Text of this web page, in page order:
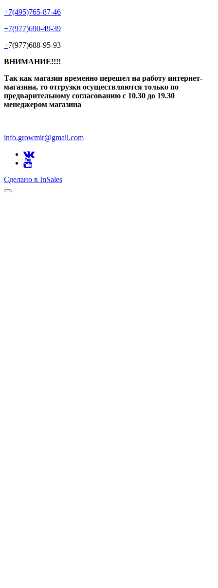
+7(495)765-87-46
+7(977)690-49-39
+7(977)688-95-93
ВНИМАНИЕ!!!!
Так как магазин временно перешел на работу интернет-
магазина, то отгрузки осуществляются только по
предварительному согласованию с 10.30 до 19.30
менеджером магазина
info.growmir@gmail.com
Сделано в InSales